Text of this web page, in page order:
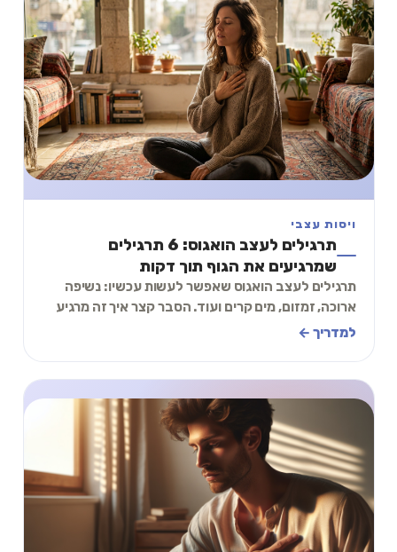
ויסות עצבי
תרגילים לעצב הואגוס: 6 תרגילים
שמרגיעים את הגוף תוך דקות
תרגילים לעצב הואגוס שאפשר לעשות עכשיו: נשיפה
ארוכה, זמזום, מים קרים ועוד. הסבר קצר איך זה מרגיע
את הגוף — ומאיזה תרגיל הכי כדאי להתחיל.
למדריך ←